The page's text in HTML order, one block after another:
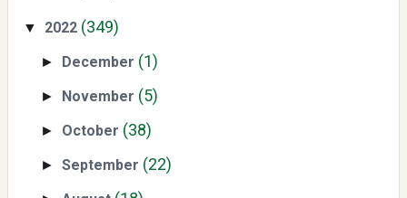
Yaqut Cholil Qoumas: Kisah Inspiratif di Balik Kasus Hukum
▼ 2022 (349)
► December (1)
► November (5)
► October (38)
►September (22)